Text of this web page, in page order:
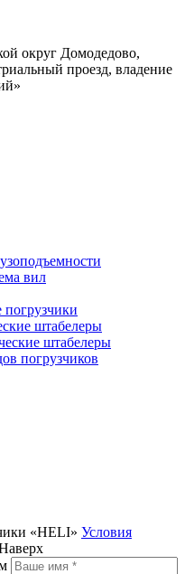
округ Домодедово,
проезд, владение
вил
штабелеры
штабелеры
погрузчиков
«HELI» Условия